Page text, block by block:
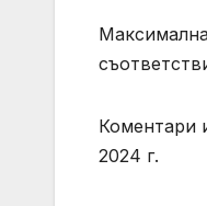
Коментари
2024 г.